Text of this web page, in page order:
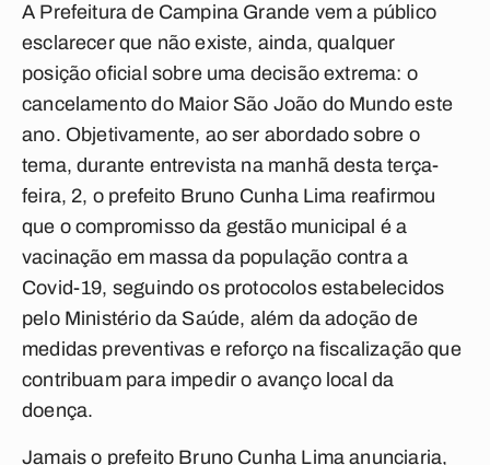
A Prefeitura de Campina Grande vem a público
esclarecer que não existe, ainda, qualquer
posição oficial sobre uma decisão extrema: o
cancelamento do Maior São João do Mundo este
ano. Objetivamente, ao ser abordado sobre o
tema, durante entrevista na manhã desta terça-
feira, 2, o prefeito Bruno Cunha Lima reafirmou
que o compromisso da gestão municipal é a
vacinação em massa da população contra a
Covid-19, seguindo os protocolos estabelecidos
pelo Ministério da Saúde, além da adoção de
medidas preventivas e reforço na fiscalização que
contribuam para impedir o avanço local da
doença.
Jamais o prefeito Bruno Cunha Lima anunciaria,